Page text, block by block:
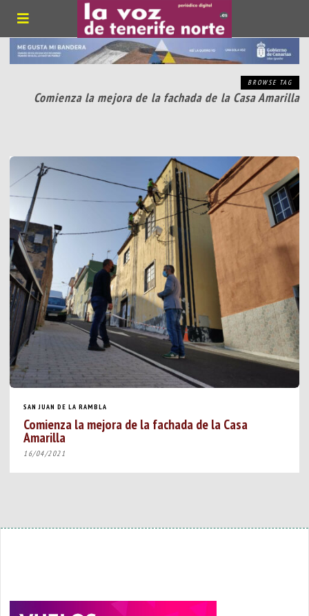
BROWSE TAG
Comienza la mejora de la fachada de la Casa Amarilla
SAN JUAN DE LA RAMBLA
Comienza la mejora de la fachada de la Casa
Amarilla
16/04/2021